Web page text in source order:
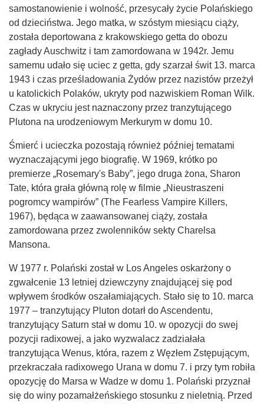
samostanowienie i wolność, przesycały życie Polańskiego
od dzieciństwa. Jego matka, w szóstym miesiącu ciąży,
została deportowana z krakowskiego getta do obozu
zagłady Auschwitz i tam zamordowana w 1942r. Jemu
samemu udało się uciec z getta, gdy szarzał świt 13. marca
1943 i czas prześladowania Żydów przez nazistów przeżył
u katolickich Polaków, ukryty pod nazwiskiem Roman Wilk.
Czas w ukryciu jest naznaczony przez tranzytującego
Plutona na urodzeniowym Merkurym w domu 10.
Śmierć i ucieczka pozostają również później tematami
wyznaczającymi jego biografię. W 1969, krótko po
premierze „Rosemary's Baby”, jego druga żona, Sharon
Tate, która grała główną rolę w filmie „Nieustraszeni
pogromcy wampirów” (The Fearless Vampire Killers,
1967), będąca w zaawansowanej ciąży, została
zamordowana przez zwolenników sekty Charelsa
Mansona.
W 1977 r. Polański został w Los Angeles oskarżony o
zgwałcenie 13 letniej dziewczyny znajdującej się pod
wpływem środków oszałamiających. Stało się to 10. marca
1977 – tranzytujący Pluton dotarł do Ascendentu,
tranzytujący Saturn stał w domu 10. w opozycji do swej
pozycji radixowej, a jako wyzwalacz zadziałała
tranzytująca Wenus, która, razem z Węzłem Zstępującym,
przekraczała radixowego Urana w domu 7. i przy tym robiła
opozycję do Marsa w Wadze w domu 1. Polański przyznał
się do winy pozamałżeńskiego stosunku z nieletnią. Przed